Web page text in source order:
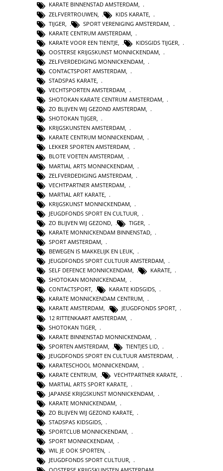
KARATE BINNENSTAD AMSTERDAM,
ZELFVERTROUWEN
KIDS KARATE
TIJGER
SPORT VERENIGING AMSTERDAM
KARATE CENTRUM AMSTERDAM
KARATE VOOR EEN TIENTJE
KIDSGIDS TIJGER
OOSTERSE KRIJGSKUNST MONNICKENDAM
ZELFVERDEDIGING MONNICKENDAM
CONTACTSPORT AMSTERDAM
STADSPAS KARATE
VECHTSPORTEN AMSTERDAM,
SHOTOKAN KARATE CENTRUM AMSTERDAM,
ZO BLIJVEN WIJ GEZOND AMSTERDAM,
SHOTOKAN TIJGER,
KRIJGSKUNSTEN AMSTERDAM,
KARATE CENTRUM MONNICKENDAM,
LEKKER SPORTEN AMSTERDAM,
BLOTE VOETEN AMSTERDAM,
MARTIAL ARTS MONNICKENDAM
ZELFVERDEDIGING AMSTERDAM
VECHTPARTNER AMSTERDAM
MARTIAL ART KARATE
KRIJGSKUNST MONNICKENDAM
JEUGDFONDS SPORT EN CULTUUR
ZO BLIJVEN WIJ GEZOND
TIGER
KARATE MONNICKENDAM BINNENSTAD
SPORT AMSTERDAM,
BEWEGEN IS MAKKELIJK EN LEUK,
JEUGDFONDS SPORT CULTUUR AMSTERDAM,
SELF DEFENCE MONNICKENDAM, KARATE,
SHOTOKAN MONNICKENDAM,
CONTACTSPORT, KARATE KIDSGIDS,
KARATE MONNICKENDAM CENTRUM,
KARATE AMSTERDAM, JEUGDFONDS SPORT,
12 RITTENKAART AMSTERDAM
SHOTOKAN TIGER
KARATE BINNENSTAD MONNICKENDAM
SPORTEN AMSTERDAM
TIENTJES LID
JEUGDFONDS SPORT EN CULTUUR AMSTERDAM
KARATESCHOOL MONNICKENDAM
KARATE CENTRUM
VECHTPARTNER KARATE
MARTIAL ARTS SPORT KARATE
JAPANSE KRIJGSKUNST MONNICKENDAM,
KARATE MONNICKENDAM,
ZO BLIJVEN WIJ GEZOND KARATE,
STADSPAS KIDSGIDS,
SPORTCLUB MONNICKENDAM,
SPORT MONNICKENDAM,
WIL JE OOK SPORTEN,
JEUGDFONDS SPORT CULTUUR,
OOSTERSE KRIJGSKUNSTEN AMSTERDAM